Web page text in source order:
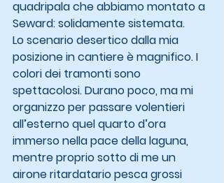
quadripala che abbiamo montato a
Seward: solidamente sistemata.
Lo scenario desertico dalla mia
posizione in cantiere è magnifico. I
colori dei tramonti sono
spettacolosi. Durano poco, ma mi
organizzo per passare volentieri
all’esterno quel quarto d’ora
immerso nella pace della laguna,
mentre proprio sotto di me un
airone ritardatario pesca grossi